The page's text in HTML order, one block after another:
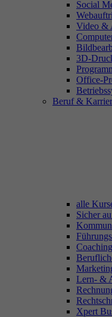
Social
Video &
3D-
Office-
Beruf &
alle
Sicher
Lern- &
Xpert